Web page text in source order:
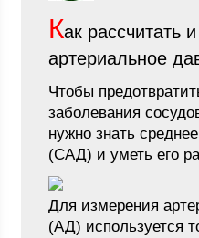
Как рассчитать
артериальное
Чтобы
заболевания
нужно знать
(САД) и уметь его
Для измерения
(АД) используется